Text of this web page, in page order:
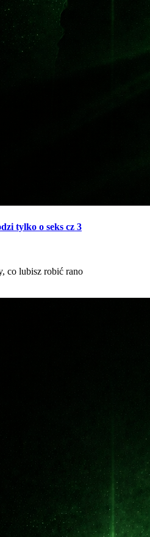
tylko o seks cz 3
co lubisz robić rano